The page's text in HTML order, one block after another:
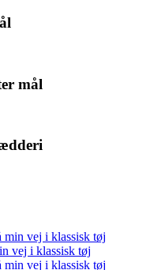
mål
min vej i klassisk tøj
vej i klassisk tøj
min vej i klassisk tøj